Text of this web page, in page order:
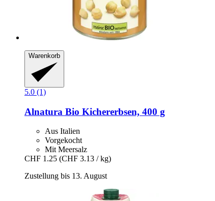
Warenkorb
5.0 (1)
Alnatura Bio Kichererbsen, 400 g
Aus Italien
Vorgekocht
Mit Meersalz
CHF 1.25 (CHF 3.13 / kg)
Zustellung bis 13. August